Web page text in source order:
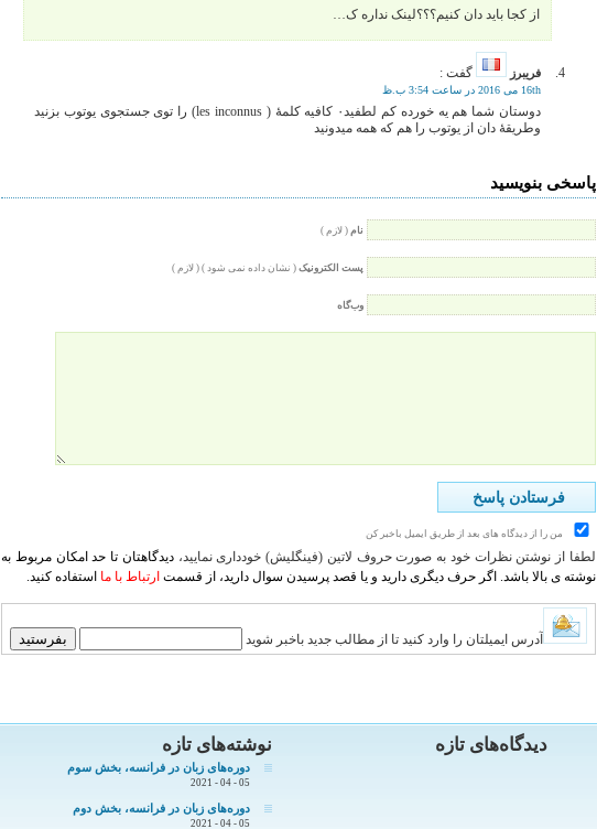
از کجا باید دان کنیم؟؟؟لینک نداره ک…
فریبرز گفت :
16th می 2016 در ساعت 3:54 ب.ظ
دوستان شما هم یه خورده کم لطفید۰ کافیه کلمهٔ ( les inconnus) را توی جستجوی یوتوب بزنید
وطریقهٔ دان از یوتوب را هم که همه میدونید
پاسخی بنویسید
نام ( لازم )
پست الکترونیک ( نشان داده نمی شود ) ( لازم )
وب‌گاه
من را از دیدگاه های بعد از طریق ایمیل باخبر کن
لطفا از نوشتن نظرات خود به صورت حروف لاتین (فینگلیش) خودداری نمایید،دیدگاهتان تا حد امکان مربوط به
نوشته ی بالا باشد. اگر حرف دیگری دارید و یا قصد پرسیدن سوال دارید، از قسمت ارتباط با ما استفاده کنید.
آدرس ایمیلتان را وارد کنید تا از مطالب جدید باخبر شوید
نوشته‌های تازه
دوره‌های زبان در فرانسه، بخش سوم
05 - 04 - 2021
دوره‌های زبان در فرانسه، بخش دوم
05 - 04 - 2021
دیدگاه‌های تازه